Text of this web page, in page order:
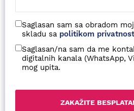
Saglasan sam sa obradom
skladu sa politikom
Saglasan/na sam da me
digitalnih kanala (WhatsApp,
mog upita.